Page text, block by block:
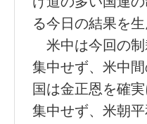
る今日の結果を生
米中は今回の制
集中せず、米中
国は金正恩を確
集中せず、米朝